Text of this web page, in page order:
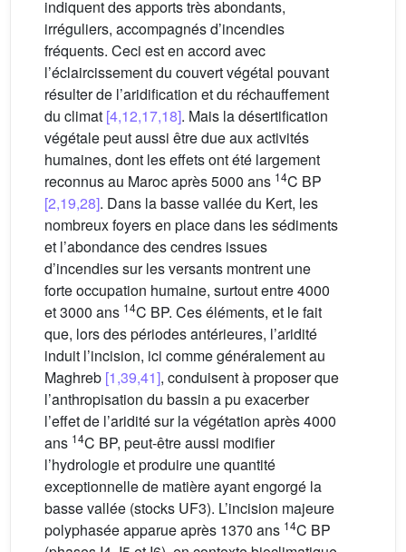
indiquent des apports très abondants,
irréguliers, accompagnés d’incendies
fréquents. Ceci est en accord avec
l’éclaircissement du couvert végétal pouvant
résulter de l’aridification et du réchauffement
du climat [4,12,17,18]. Mais la désertification
végétale peut aussi être due aux activités
humaines, dont les effets ont été largement
reconnus au Maroc après 5000 ans 14C BP
[2,19,28]. Dans la basse vallée du Kert, les
nombreux foyers en place dans les sédiments
et l’abondance des cendres issues
d’incendies sur les versants montrent une
forte occupation humaine, surtout entre 4000
et 3000 ans 14C BP. Ces éléments, et le fait
que, lors des périodes antérieures, l’aridité
induit l’incision, ici comme généralement au
Maghreb [1,39,41], conduisent à proposer que
l’anthropisation du bassin a pu exacerber
l’effet de l’aridité sur la végétation après 4000
ans 14C BP, peut-être aussi modifier
l’hydrologie et produire une quantité
exceptionnelle de matière ayant engorgé la
basse vallée (stocks UF3). L’incision majeure
polyphasée apparue après 1370 ans 14C BP